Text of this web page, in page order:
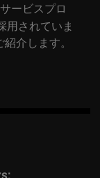
ービスプロ
用されていま
介します。